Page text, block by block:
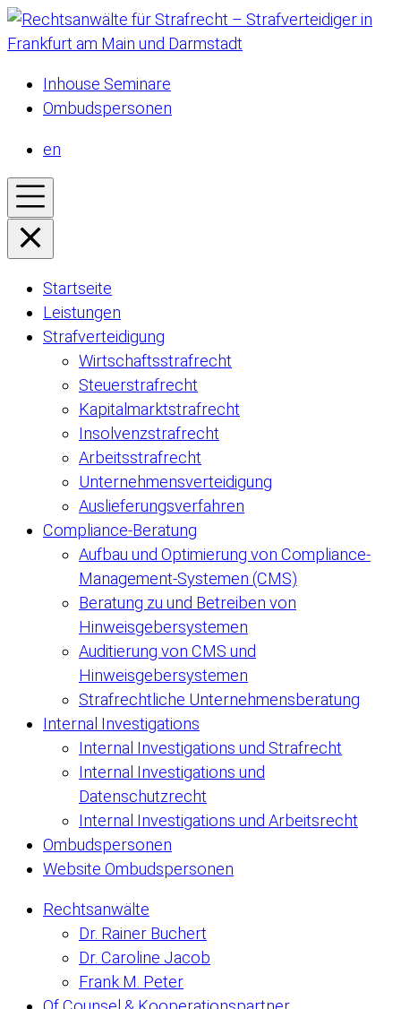
Inhouse Seminare
Ombudspersonen
en
Startseite
Leistungen
Strafverteidigung
Wirtschaftsstrafrecht
Steuerstrafrecht
Kapitalmarktstrafrecht
Insolvenzstrafrecht
Arbeitsstrafrecht
Unternehmensverteidigung
Auslieferungsverfahren
Compliance-Beratung
Aufbau und Optimierung von Compliance-
Management-Systemen (CMS)
Beratung zu und Betreiben von
Hinweisgebersystemen
Auditierung von CMS und
Hinweisgebersystemen
Strafrechtliche Unternehmensberatung
Internal Investigations
Internal Investigations und Strafrecht
Internal Investigations und
Datenschutzrecht
Internal Investigations und Arbeitsrecht
Ombudspersonen
Website Ombudspersonen
Rechtsanwälte
Dr. Rainer Buchert
Dr. Caroline Jacob
Frank M. Peter